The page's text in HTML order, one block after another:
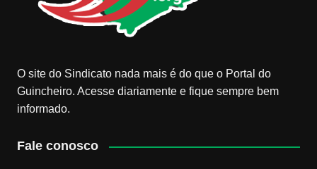
O site do Sindicato nada mais é do que o Portal do
Guincheiro. Acesse diariamente e fique sempre bem
informado.
Fale conosco